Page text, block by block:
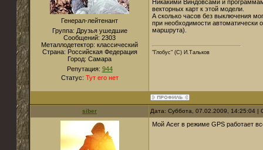
Генерал-лейтенант
Группа: Друзья ушедшие
Сообщений: 2303
Металлодетектор: классический
Страна: Российская Федерация
Город: Самара
Репутация: 944
Статус: Тут его нет
Никакими Виндовсами и
векторных карт к этой модели.
А сколько часов без выключения
при необходимости автоматически
маршрута).
"Глобус" (С) И.Тальков
siber Дата: Суббота, 07.02.2009, 14:25:04
Мой Acer в режиме GPS работает